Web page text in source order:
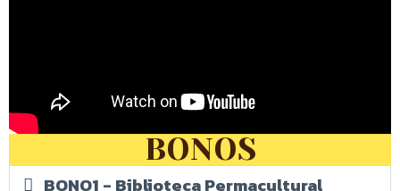
BONOS
BONO1 - Biblioteca Permacultural